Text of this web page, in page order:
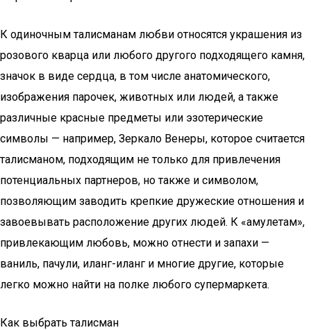
К одиночным талисманам любви относятся украшения из
розового кварца или любого другого подходящего камня,
значок в виде сердца, в том числе анатомического,
изображения парочек, животных или людей, а также
различные красные предметы или эзотерические
символы — например, Зеркало Венеры, которое считается
талисманом, подходящим не только для привлечения
потенциальных партнеров, но также и символом,
позволяющим заводить крепкие дружеские отношения и
завоевывать расположение других людей. К «амулетам»,
привлекающим любовь, можно отнести и запахи —
ваниль, пачули, иланг-иланг и многие другие, которые
легко можно найти на полке любого супермаркета.
Как выбрать талисман